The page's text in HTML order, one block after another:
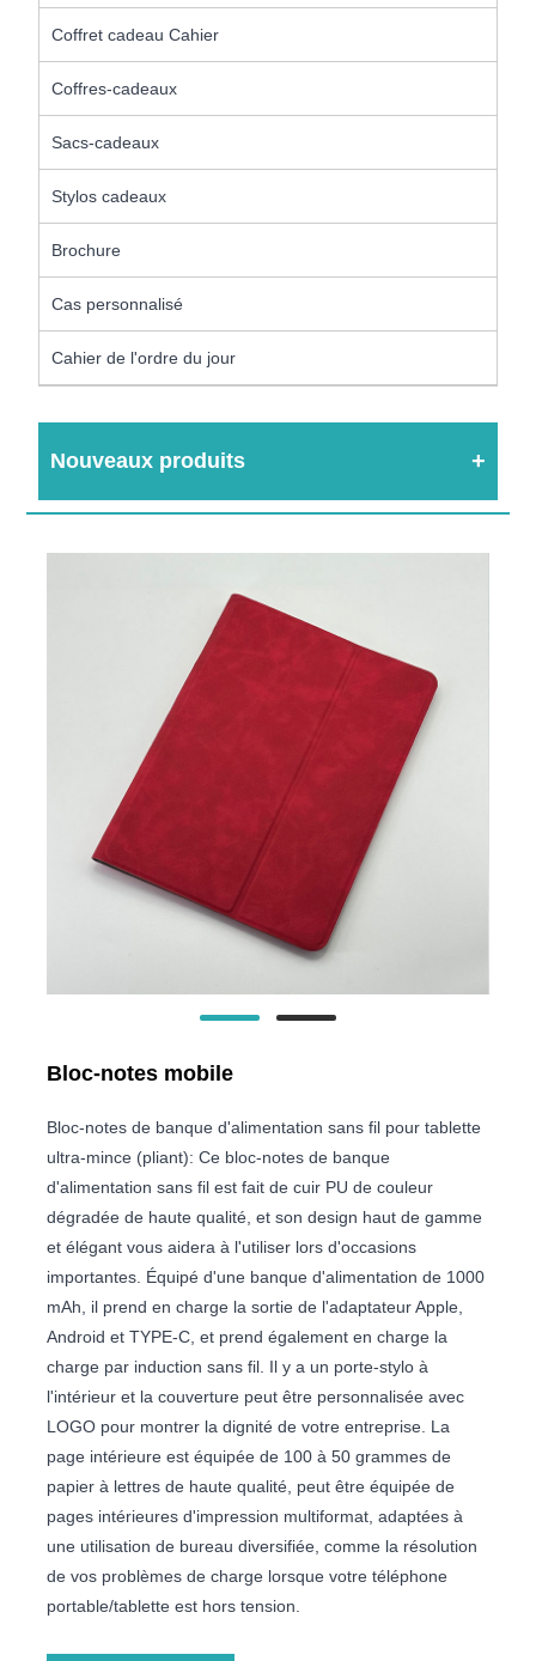
Coffret cadeau Cahier
Coffres-cadeaux
Sacs-cadeaux
Stylos cadeaux
Brochure
Cas personnalisé
Cahier de l'ordre du jour
Nouveaux produits
Bloc-notes mobile
Bloc-notes de banque d'alimentation sans fil pour tablette
ultra-mince (pliant): Ce bloc-notes de banque
d'alimentation sans fil est fait de cuir PU de couleur
dégradée de haute qualité, et son design haut de gamme
et élégant vous aidera à l'utiliser lors d'occasions
importantes. Équipé d'une banque d'alimentation de 1000
mAh, il prend en charge la sortie de l'adaptateur Apple,
Android et TYPE-C, et prend également en charge la
charge par induction sans fil. Il y a un porte-stylo à
l'intérieur et la couverture peut être personnalisée avec
LOGO pour montrer la dignité de votre entreprise. La
page intérieure est équipée de 100 à 50 grammes de
papier à lettres de haute qualité, peut être équipée de
pages intérieures d'impression multiformat, adaptées à
une utilisation de bureau diversifiée, comme la résolution
de vos problèmes de charge lorsque votre téléphone
portable/tablette est hors tension.